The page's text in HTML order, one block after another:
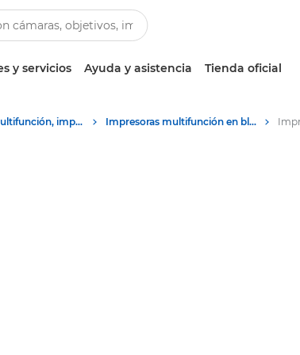
y servicios Ayuda y asistencia Tienda oficial
Impresoras multifunción, impresoras todo en uno Impresoras multifunción en blanco y negro